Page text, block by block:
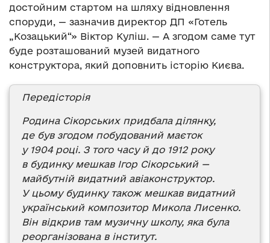
достойним стартом на шляху відновлення
споруди, — зазначив директор ДП «Готель
„Козацький“» Віктор Куліш. — А згодом саме тут
буде розташований музей видатного
конструктора, який доповнить історію Києва.
Передісторія
Родина Сікорських придбала ділянку,
де був згодом побудований маєток
у 1904 році. З того часу й до 1912 року
в будинку мешкав Ігор Сікорський —
майбутній видатний авіаконструктор.
У цьому будинку також мешкав видатний
український композитор Микола Лисенко.
Він відкрив там музичну школу, яка була
реорганізована в інститут.